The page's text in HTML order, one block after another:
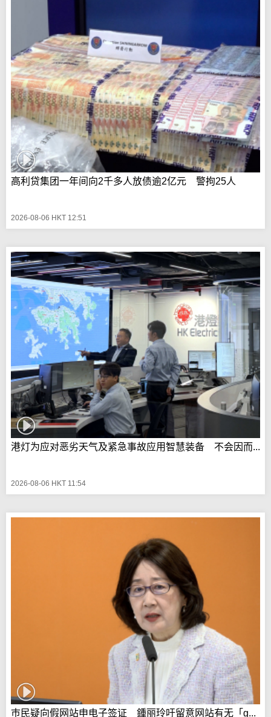
高利贷集团一年间向2千多人放债逾2亿元 警拘25人
2026-08-06 HKT 12:51
港灯为应对恶劣天气及紧急事故应用智慧装备 不会因而...
2026-08-06 HKT 11:54
巿民疑向假网站申电子签证 鍾丽玲吁留意网站有无「g...